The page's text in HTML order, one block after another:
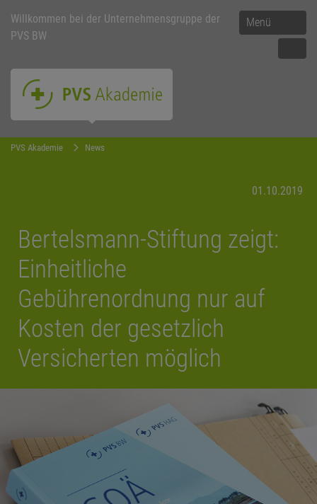
Menü
Willkommen bei der Unternehmensgruppe der
PVS BW
PVS Akademie News
01.10.2019
Bertelsmann-Stiftung zeigt:
Einheitliche
Gebührenordnung nur auf
Kosten der gesetzlich
Versicherten möglich